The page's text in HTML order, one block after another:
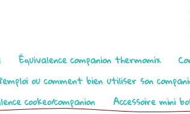
Équivalence companion thermomix
ou comment bien utiliser son
cookeo/companion
Accessoire mini